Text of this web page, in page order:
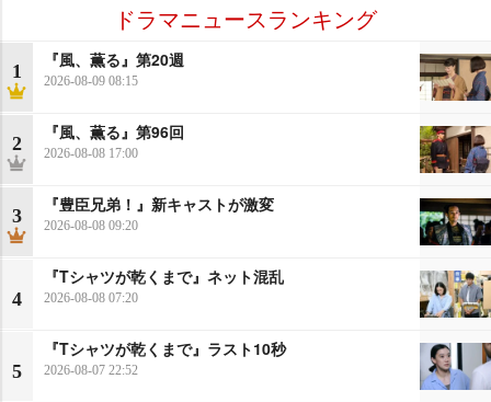
ドラマニュースランキング
1
『風、薫る』第20週
2026-08-09 08:15
2
『風、薫る』第96回
2026-08-08 17:00
3
『豊臣兄弟！』新キャストが激変
2026-08-08 09:20
4
『Tシャツが乾くまで』ネット混乱
2026-08-08 07:20
5
『Tシャツが乾くまで』ラスト10秒
2026-08-07 22:52